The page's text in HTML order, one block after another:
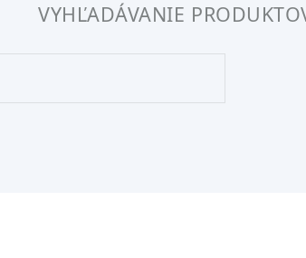
VYHĽADÁVANIE